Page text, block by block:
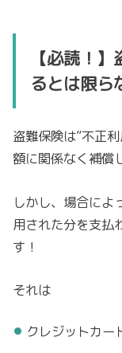
【必読！
るとは限ら
盗難保険は”不正
額に関係なく補償
しかし、場合によ
用された分を支払
す！
それは
クレジットカー